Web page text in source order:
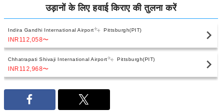
उड़ानों के लिए हवाई किराए की तुलना करें
Indira Gandhi International Airport Pittsburgh(PIT)
INR112,058〜
Chhatrapati Shivaji International Airport Pittsburgh(PIT)
INR112,968〜